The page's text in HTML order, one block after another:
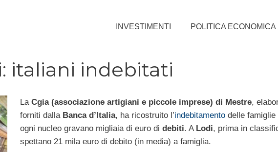
INVESTIMENTI POLITICA ECONOMICA
italiani indebitati
La Cgia (associazione artigiani e piccole imprese) di Mestre,
forniti dalla Banca d’Italia, ha ricostruito l’indebitamentodelle famiglie
ogni nucleo gravano migliaia di euro di debiti. A Lodi, prima in
spettano 21 mila euro di debito (in media) a famiglia.